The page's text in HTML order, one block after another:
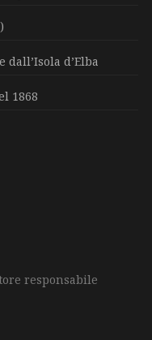
dall’Isola d’Elba
1868
responsabile